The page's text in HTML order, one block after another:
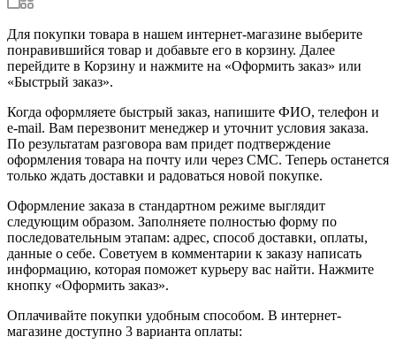
Для покупки товара в нашем интернет-магазине выберите
понравившийся товар и добавьте его в корзину. Далее
перейдите в Корзину и нажмите на «Оформить заказ» или
«Быстрый заказ».
Когда оформляете быстрый заказ, напишите ФИО, телефон и
e-mail. Вам перезвонит менеджер и уточнит условия заказа.
По результатам разговора вам придет подтверждение
оформления товара на почту или через СМС. Теперь останется
только ждать доставки и радоваться новой покупке.
Оформление заказа в стандартном режиме выглядит
следующим образом. Заполняете полностью форму по
последовательным этапам: адрес, способ доставки, оплаты,
данные о себе. Советуем в комментарии к заказу написать
информацию, которая поможет курьеру вас найти. Нажмите
кнопку «Оформить заказ».
Оплачивайте покупки удобным способом. В интернет-
магазине доступно 3 варианта оплаты: